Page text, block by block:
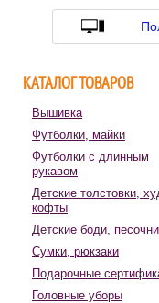
КАТАЛОГ ТОВАРОВ
Вышивка
Футболки, майки
Футболки с длинным
рукавом
Детские толстовки,
кофты
Детские боди,
Сумки, рюкзаки
Подарочные
Головные уборы